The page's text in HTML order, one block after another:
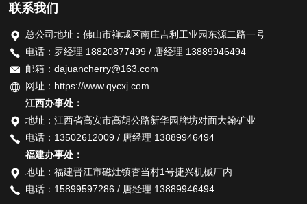
联系我们
总公司地址：佛山市禅城区南庄吉利工业园东源二路一号
电话：罗经理 18820877499 / 唐经理 13889946494
邮箱：dajuancherry@163.com
网址：https://www.qycxj.com
江西办事处：
地址：江西省高安市高胡公路新华园牌坊对面大翰矿业
电话：13502612009 / 唐经理 13889946494
福建办事处：
地址：福建晋江市磁灶镇杏当村1号捷兴机械厂内
电话：15899597286 / 唐经理 13889946494